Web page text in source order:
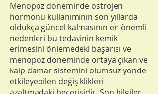
Menopoz döneminde östrojen
hormonu kullanımının son yıllarda
oldukça güncel kalmasının en önemli
nedenleri bu tedavinin kemik
erimesini önlemedeki başarısı ve
menopoz döneminde ortaya çıkan ve
kalp damar sistemini olumsuz yönde
etkileyebilen değişiklikleri